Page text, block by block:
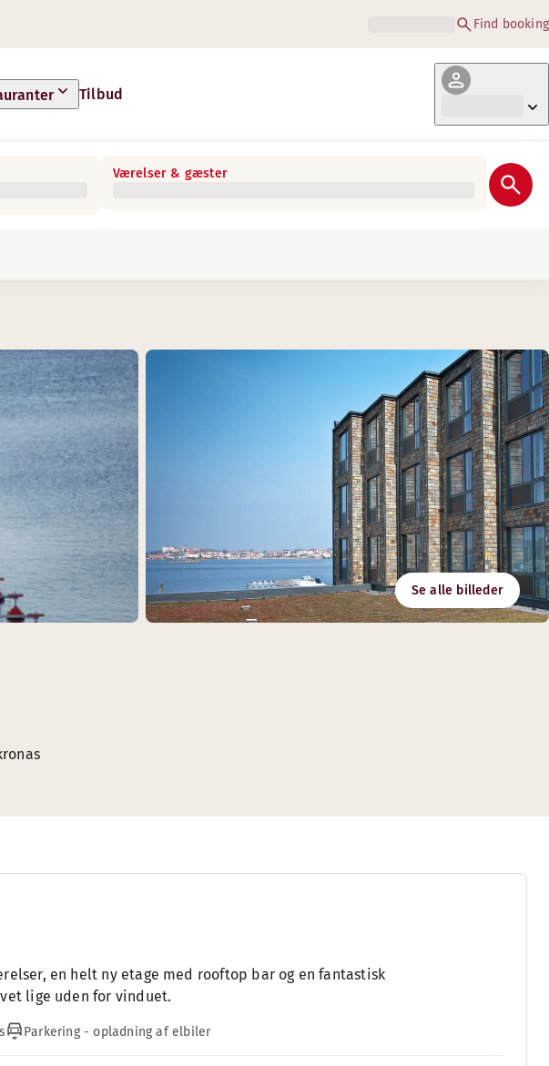
Find booking
Tilbud
Værelser & gæster
Se alle billeder
en helt ny etage med rooftop bar og en fantastisk
lige uden for vinduet.
Parkering - opladning af elbiler